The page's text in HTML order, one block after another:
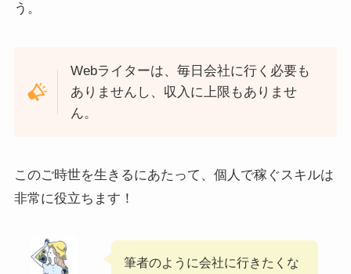
う。
Webライターは、毎日会社に行く必要も
ありませんし、収入に上限もありませ
ん。
このご時世を生きるにあたって、個人で稼ぐスキルは
非常に役立ちます！
筆者のように会社に行きたくな